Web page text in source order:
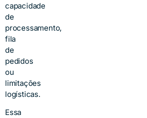
capacidade
de
processamento,
fila
de
pedidos
ou
limitações
logísticas.
Essa